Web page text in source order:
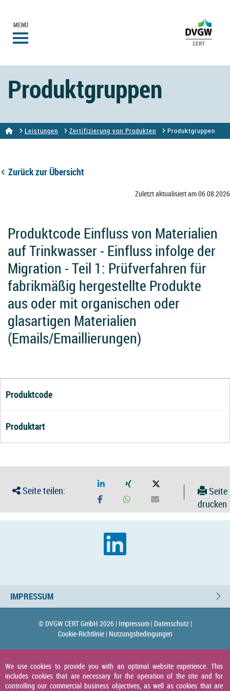
MENÜ
Produktgruppen
Leistungen Zertifizierung von Produkten Produktgruppen
Zurück zur Übersicht
Zuletzt aktualisiert am 06.08.2026
Produktcode Einfluss von Materialien
auf Trinkwasser - Einfluss infolge der
Migration - Teil 1: Prüfverfahren für
fabrikmäßig hergestellte Produkte
aus oder mit organischen oder
glasartigen Materialien
(Emails/Emaillierungen)
Produktcode
Produktart
Seite teilen:
Seite
drucken
IMPRESSUM
© DVGW CERT GmbH 2026 | Impressum | Datenschutz |
Cookie-Richtlinie | Nutzungsbedingungen
We use cookies to provide you with an optimal website experience. This
includes cookies that are necessary for the operation of the site and for
controlling our commercial business objectives, as well as cookies that are